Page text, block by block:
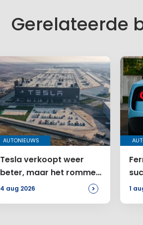
Gerelateerde
AUTONIEUWS
Tesla verkoopt weer
beter, maar het rommelt
bij de Amerikanen
4 aug 2026 > 1